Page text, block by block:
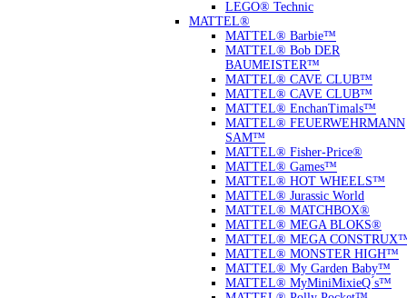
LEGO® Technic
MATTEL®
MATTEL® Barbie™
MATTEL® Bob DER
BAUMEISTER™
MATTEL® CAVE CLUB™
MATTEL® CAVE CLUB™
MATTEL® EnchanTimals™
MATTEL® FEUERWEHRMANN
SAM™
MATTEL® Fisher-Price®
MATTEL® Games™
MATTEL® HOT WHEELS™
MATTEL® Jurassic World
MATTEL® MATCHBOX®
MATTEL® MEGA BLOKS®
MATTEL® MEGA
MATTEL® MONSTER HIGH™
MATTEL® My Garden Baby™
MATTEL® MyMiniMixieQ ́s™